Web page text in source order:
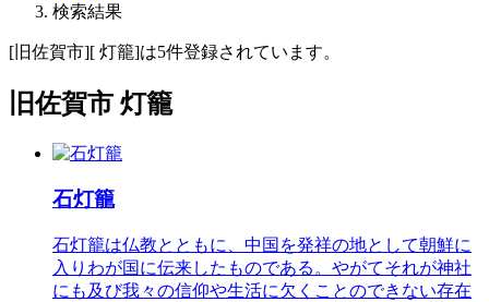
検索結果
[旧佐賀市][ 灯籠]は5件登録されています。
旧佐賀市 灯籠
石灯籠
石灯籠は仏教とともに、中国を発祥の地として朝鮮に
入りわが国に伝来したものである。やがてそれが神社
にも及び我々の信仰や生活に欠くことのできない存在